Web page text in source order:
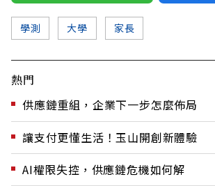
學測 大學 家長
熱門
供應鏈重組，企業下一步怎麼佈局
讓支付更懂生活！玉山開創新體驗
AI權限失控，供應鏈危機如何解